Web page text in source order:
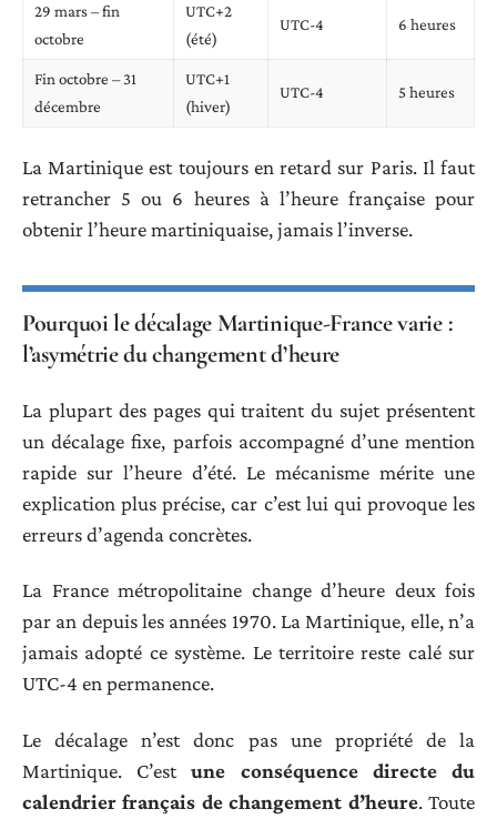
29 mars – fin
octobre
UTC+2
(été)
UTC-4 6 heures
Fin octobre – 31
décembre
UTC+1
(hiver)
UTC-4 5 heures
La Martinique est toujours en retard sur Paris. Il faut
retrancher 5 ou 6 heures à l’heure française pour
obtenir l’heure martiniquaise, jamais l’inverse.
Pourquoi le décalage Martinique-France varie :
l’asymétrie du changement d’heure
La plupart des pages qui traitent du sujet présentent
un décalage fixe, parfois accompagné d’une mention
rapide sur l’heure d’été. Le mécanisme mérite une
explication plus précise, car c’est lui qui provoque les
erreurs d’agenda concrètes.
La France métropolitaine change d’heure deux fois
par an depuis les années 1970. La Martinique, elle, n’a
jamais adopté ce système. Le territoire reste calé sur
UTC-4 en permanence.
Le décalage n’est donc pas une propriété de la
Martinique. C’estune conséquence directe du
calendrier français de changement d’heure. Toute